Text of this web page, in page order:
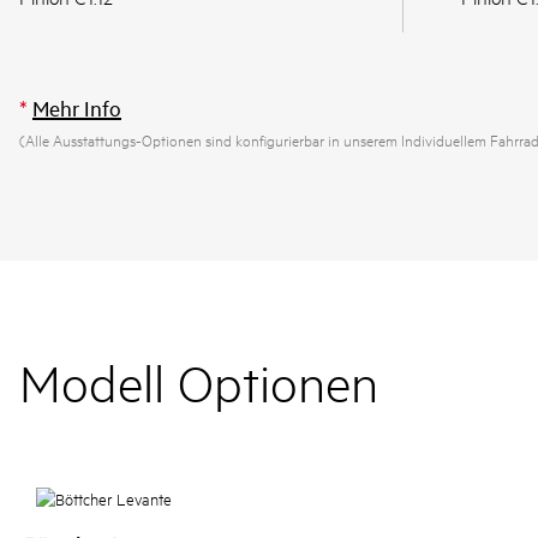
* Mehr Info
(Alle Ausstattungs-Optionen sind konfigurierbar in unserem Individuellem
Modell Optionen